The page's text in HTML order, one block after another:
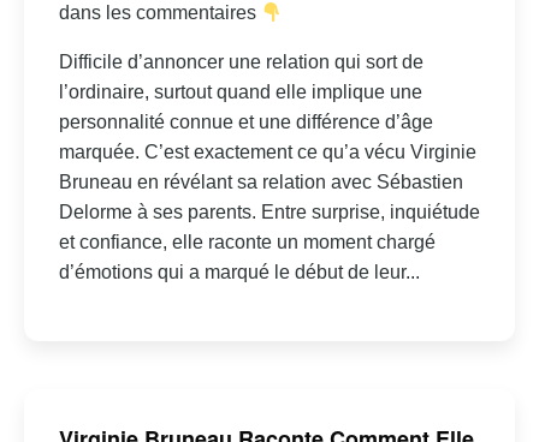
dans les commentaires
Difficile d’annoncer une relation qui sort de
l’ordinaire, surtout quand elle implique une
personnalité connue et une différence d’âge
marquée. C’est exactement ce qu’a vécu Virginie
Bruneau en révélant sa relation avec Sébastien
Delorme à ses parents. Entre surprise, inquiétude
et confiance, elle raconte un moment chargé
d’émotions qui a marqué le début de leur...